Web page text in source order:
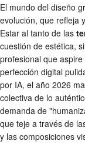
El mundo del diseño
evolución, que refleja
Estar al tanto de las
cuestión de estética,
profesional que
perfección digital
por IA, el año 2026
colectiva de lo
demanda de
que teje a través de
y las composiciones